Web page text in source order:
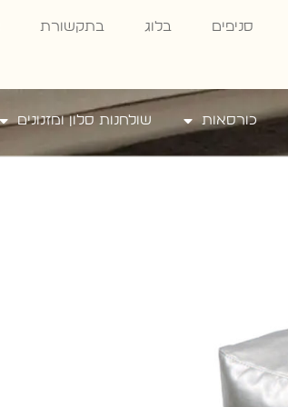
סניפים בלוג בתקשורת
כורסאות שולחנות סלון ומזנונים